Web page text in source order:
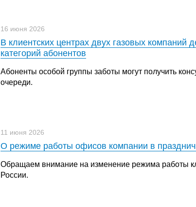
16 июня 2026
В клиентских центрах двух газовых компаний
категорий абонентов
Абоненты особой группы заботы могут получить
очереди.
11 июня 2026
О режиме работы офисов компании в
Обращаем внимание на изменение режима работы
России.